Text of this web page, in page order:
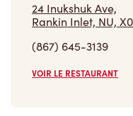
24 Inukshuk Ave,
Rankin Inlet, NU,
(867) 645-3139
VOIR LE RESTAURANT